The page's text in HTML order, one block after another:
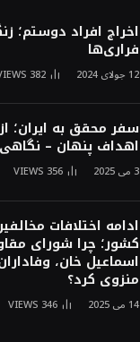
اخراج افراد دوستم؛
فراری‌ها
12 جولای 2024 382
سفر محقق به ایران؛
اهداف پنهان –
3 می 2025 356
VIEWS
ادامه اختلافات
کشور؛ چرا شورای
اسماعیل خان،
منزوی کرد؟
14 می 2025 346
VIEWS